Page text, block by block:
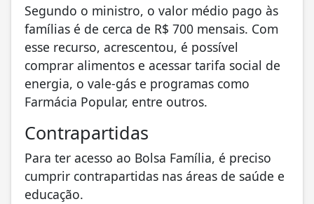
Segundo o ministro, o valor médio pago às
famílias é de cerca de R$ 700 mensais. Com
esse recurso, acrescentou, é possível
comprar alimentos e acessar tarifa social de
energia, o vale-gás e programas como
Farmácia Popular, entre outros.
Contrapartidas
Para ter acesso ao Bolsa Família, é preciso
cumprir contrapartidas nas áreas de saúde e
educação.